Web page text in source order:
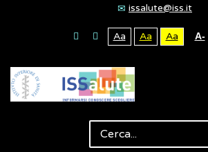
issalute@iss.it
Aa Aa Aa A-